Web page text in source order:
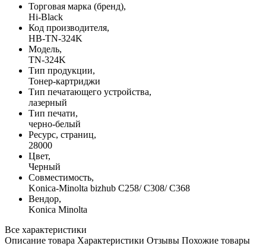
Торговая марка (бренд),
Hi-Black
Код производителя,
HB-TN-324K
Модель,
TN-324K
Тип продукции,
Тонер-картриджи
Тип печатающего устройства,
лазерный
Тип печати,
черно-белый
Ресурс, страниц,
28000
Цвет,
Черный
Совместимость,
Konica-Minolta bizhub C258/ C308/ C368
Вендор,
Konica Minolta
Все характеристики
Описание товара Характеристики Отзывы Похожие товары